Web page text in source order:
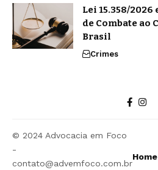
Lei 15.358/2026
de Combate ao
Brasil
Crimes
© 2024 Advocacia em Foco
-
contato@advemfoco.com.br
Home